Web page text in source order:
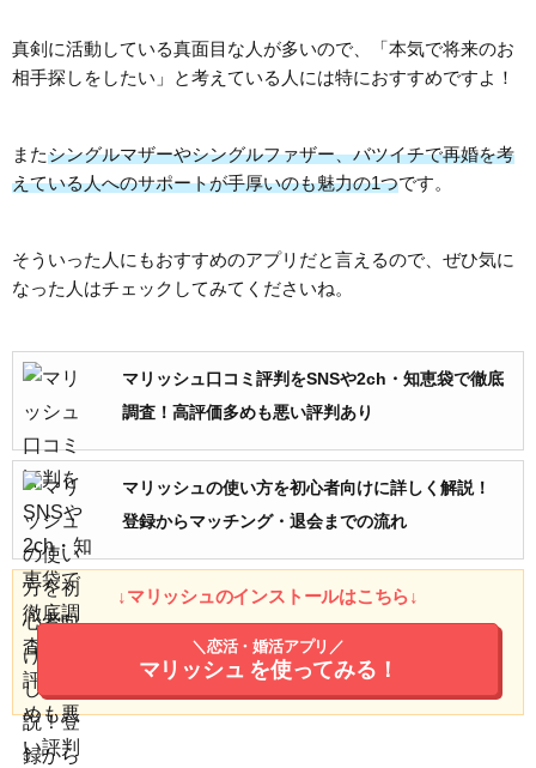
真剣に活動している真面目な人が多いので、「本気で将来のお
相手探しをしたい」と考えている人には特におすすめですよ！
またシングルマザーやシングルファザー、バツイチで再婚を考
えている人へのサポートが手厚いのも魅力の1つです。
そういった人にもおすすめのアプリだと言えるので、ぜひ気に
なった人はチェックしてみてくださいね。
マリッシュ口コミ評判をSNSや2ch・知恵袋で徹底
調査！高評価多めも悪い評判あり
マリッシュの使い方を初心者向けに詳しく解説！
登録からマッチング・退会までの流れ
↓マリッシュのインストールはこちら↓
＼恋活・婚活アプリ／
マリッシュ を使ってみる！